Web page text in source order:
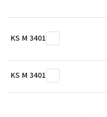
KS M 3401
KS M 3401